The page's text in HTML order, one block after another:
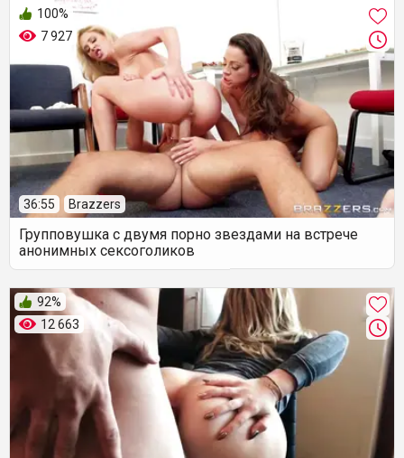
7 927
100%
36:55 Brazzers
Групповушка с двумя порно звездами на встрече
анонимных сексоголиков
12 663
92%